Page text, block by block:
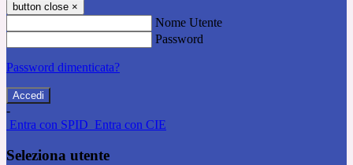
button close ×
Nome Utente
Password
Password dimenticata?
-
Entra con SPID Entra con CIE
Seleziona utente